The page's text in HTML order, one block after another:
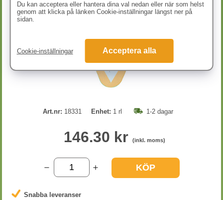
Art.nr: 18331 Enhet: 1 rl 1-2 dagar
146.30 kr (inkl. moms)
KÖP
Snabba leveranser
Du kan acceptera eller hantera dina val nedan eller när som helst
genom att klicka på länken Cookie-inställningar längst ner på
sidan.
Cookie-inställningar Acceptera alla